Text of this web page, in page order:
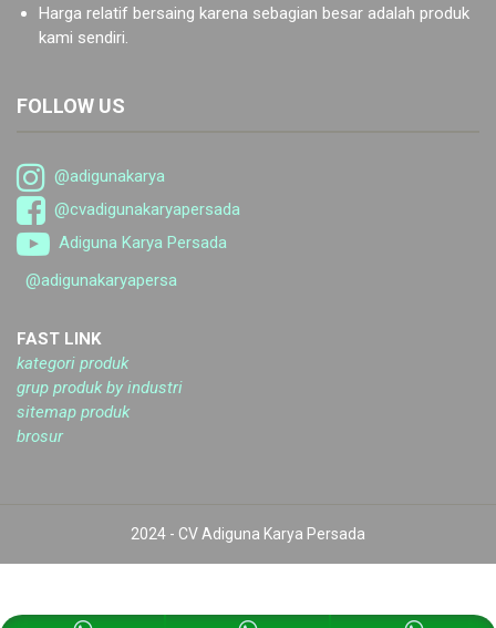
Harga relatif bersaing karena sebagian besar adalah produk
kami sendiri.
FOLLOW US
@adigunakarya
@cvadigunakaryapersada
Adiguna Karya Persada
@adigunakaryapersa
FAST LINK
kategori produk
grup produk by industri
sitemap produk
brosur
2024 - CV Adiguna Karya Persada